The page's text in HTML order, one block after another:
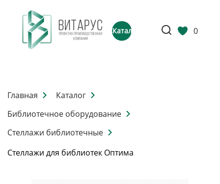
Каталог 0
Главная
Каталог
Библиотечное оборудование
Стеллажи библиотечные
Стеллажи для библиотек Оптима